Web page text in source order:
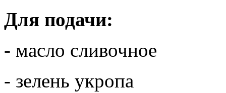
Для подачи:
- масло сливочное
- зелень укропа